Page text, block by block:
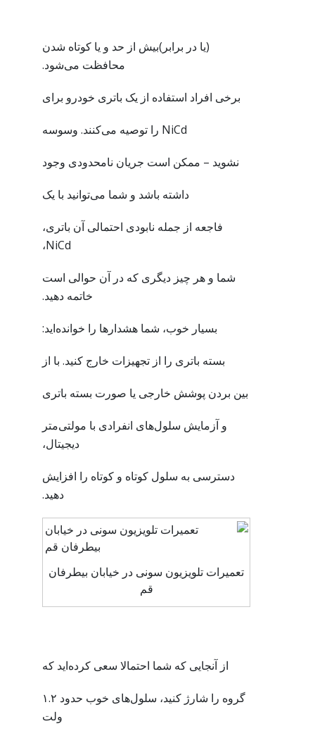
(یا در برابر)بیش از حد و یا کوتاه شدن
محافظت می‌شود.
برخی افراد استفاده از یک باتری خودرو برای
NiCd را توصیه می‌کنند. وسوسه
نشوید – ممکن است جریان نامحدودی وجود
داشته باشد و شما می‌توانید با یک
فاجعه از جمله نابودی احتمالی آن باتری،
NiCd،
شما و هر چیز دیگری که در آن حوالی است
خاتمه دهید.
بسیار خوب، شما هشدارها را خوانده‌اید:
بسته باتری را از تجهیزات خارج کنید. با از
بین بردن پوشش خارجی یا صورت بسته باتری
و آزمایش سلول‌های انفرادی با مولتی‌متر
دیجیتال،
دسترسی به سلول کوتاه و کوتاه را افزایش
دهید.
تعمیرات تلویزیون سونی در خیابان بیطرفان
قم
از آنجایی که شما احتمالا سعی کرده‌اید که
گروه را شارژ کنید، سلول‌های خوب حدود ۱.۲
ولت